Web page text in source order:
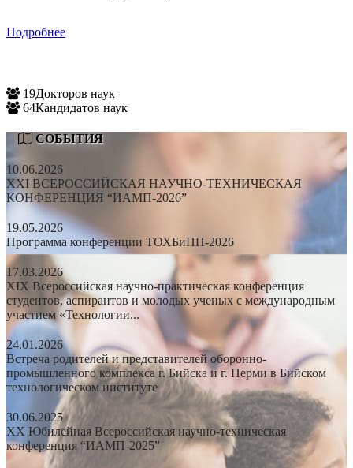
Подробнее
19Докторов наук
64Кандидатов наук
СОБЫТИЯ
10.06.2026
XXI ВСЕРОССИЙСКАЯ НАУЧНО-ТЕХНИЧЕСКАЯ
КОНФЕРЕНЦИЯ “ИАМП-2026”
19.05.2026
Программа конференции ТОХБиПП-2026
17.03.2026
XIX Всероссийская научно-практическая конференция
студентов, аспирантов и молодых ученых с международным
участием «Технологии...
24.01.2026
Встреча родителей и представителей оборонно-
промышленного комплекса г. Бийска и г. Перми в Бийском
технологическом институте
30.06.2025
XX Юбилейная Всероссийская научно-техническая
конференция “ИАМП-2025”